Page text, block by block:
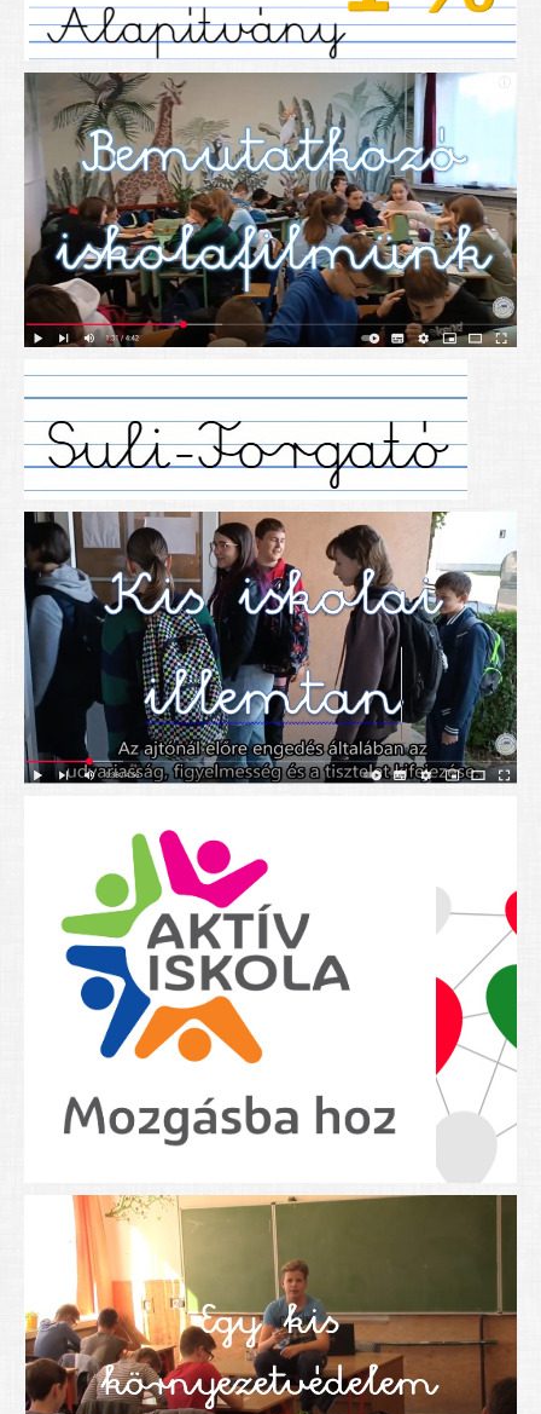
TÁMOP
TIOP
Határtalanul
Névadónk
UNESCO Társult Iskola
Sportversenyek
Tanulmányi versenyek
Alapítványunk
Nyitva tartás
SZÜLŐKNEK
Google Tanterem, Classroom - útmutató diákoknak
Tanév rendje
Étkezés befizetése
Étlap
eKréta
Diákigazolvány igénylése
Mindennapos testnevelés
Tartós tankönyvek
Nyolcadikosainknak
Kréta szülői segédlet
Felsős taneszközlista
BEISKOLÁZÁS 2026